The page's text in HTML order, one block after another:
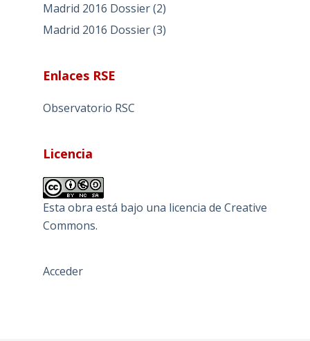
Madrid 2016 Dossier (2)
Madrid 2016 Dossier (3)
Enlaces RSE
Observatorio RSC
Licencia
Esta obra está bajo una licencia de Creative
Commons.
Acceder